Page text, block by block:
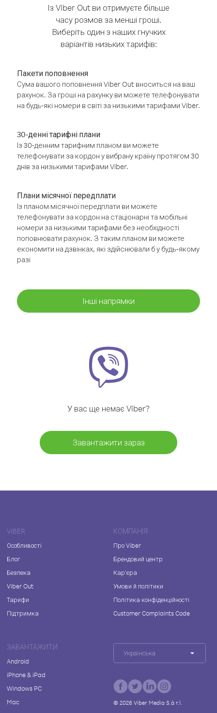
Із Viber Out ви отримуєте більше
часу розмов за менші гроші.
Виберіть один з наших гнучких
варіантів низьких тарифів:
Пакети поповнення
Сума вашого поповнення Viber Out вноситься на ваш
рахунок. За гроші на рахунку ви можете телефонувати
на будь-які номери в світі за низькими тарифами Viber.
30-денні тарифні плани
Із 30-денним тарифним планом ви можете
телефонувати за кордон у вибрану країну протягом 30
днів за низькими тарифами Viber.
Плани місячної передплати
Із планом місячної передплати ви можете
телефонувати за кордон на стаціонарні та мобільні
номери за низькими тарифами без необхідності
поповнювати рахунок. З таким планом ви можете
економити на дзвінках, які здійснювали б у будь-якому
разі
Інші напрямки
У вас ще немає Viber?
Завантажити зараз
VIBER
Особливості
Блог
Безпека
Viber Out
Тарифи
Підтримка
КОМПАНІЯ
Про Viber
Брендовий центр
Кар'єра
Умови й політики
Політика конфіденційності
Customer Complaints Code
ЗАВАНТАЖИТИ
Android
iPhone & iPad
Windows PC
Mac
Українська
© 2026Viber Media S.à r.l.